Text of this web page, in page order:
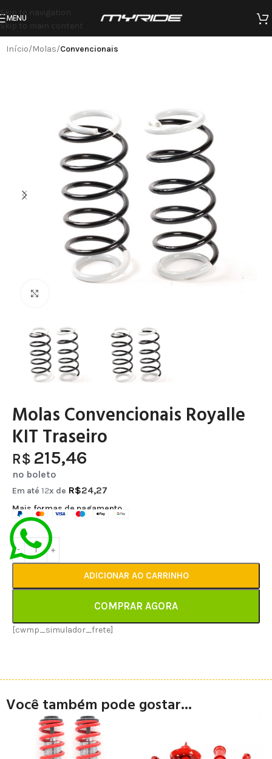
Skip to navigation
Skip to main content
MENU
Início Molas Convencionais
Molas Convencionais Royalle
KIT Traseiro
R$ 215,46
no boleto
Em até 12x de R$24,27
Mais formas de pagamento
ADICIONAR AO CARRINHO
COMPRAR AGORA
[cwmp_simulador_frete]
Você também pode gostar...